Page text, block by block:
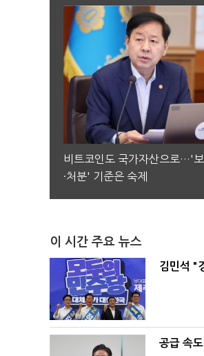
비트코인도 국가자산으로…'보
·처분' 기준은 숙제
이 시간 주요 뉴스
김민석 "
공급 속